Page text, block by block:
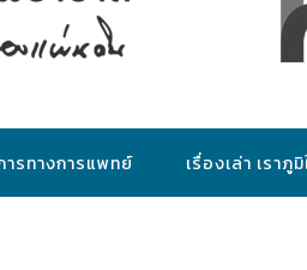
ารทางการแพทย์ เรื่องเล่า เราภู